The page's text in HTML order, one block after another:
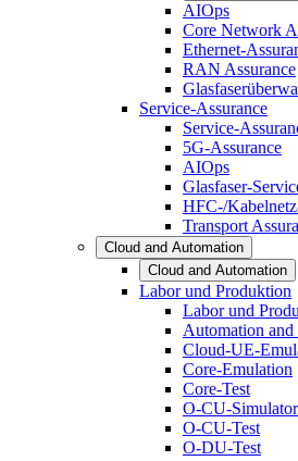
AIOps
Core Network
Ethernet-
RAN Assurance
Service-Assurance
Service-
5G-Assurance
AIOps
Glasfaser-
HFC-/
Transport
Cloud and Automation
Cloud and Automation
Labor und Produktion
Labor und
Automation and
Cloud-UE-
Core-Emulation
Core-Test
O-CU-Simulator
O-CU-Test
O-DU-Test